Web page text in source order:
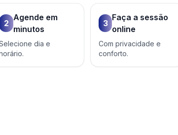
2
Agende em
minutos
dia e
3
Faça a sessão
online
Com privacidade e
conforto.